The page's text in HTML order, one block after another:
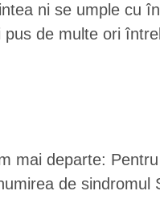
ni se umple cu
de multe ori
mai departe:
de